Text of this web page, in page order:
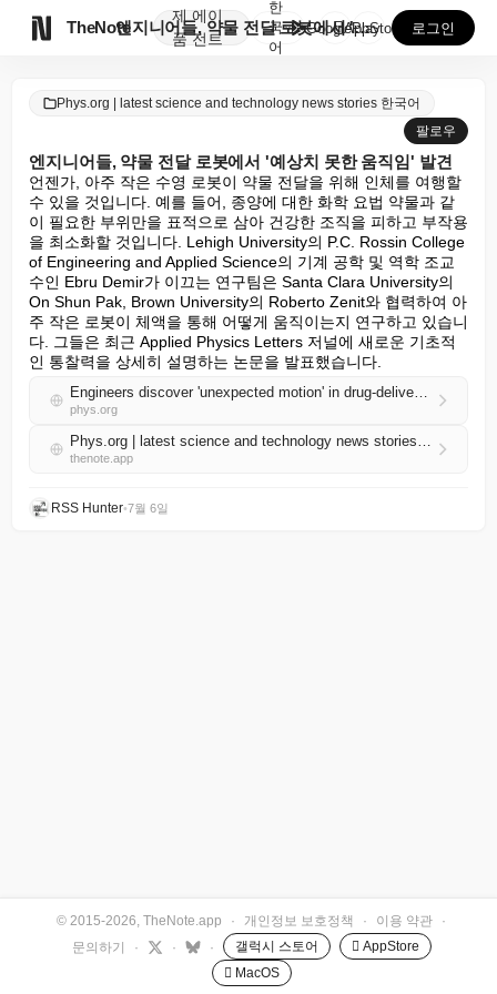
TheNote
제
품
에이
전트
엔지니어들, 약물 전달 로봇에서 '예상치 못한 움직임'...
한
국
어
GooglePlay
AppStore 로그인
Phys.org | latest science and technology news stories 한국어
팔로우
엔지니어들, 약물 전달 로봇에서 '예상치 못한 움직임' 발견
언젠가, 아주 작은 수영 로봇이 약물 전달을 위해 인체를 여행할
수 있을 것입니다. 예를 들어, 종양에 대한 화학 요법 약물과 같
이 필요한 부위만을 표적으로 삼아 건강한 조직을 피하고 부작용
을 최소화할 것입니다. Lehigh University의 P.C. Rossin College
of Engineering and Applied Science의 기계 공학 및 역학 조교
수인 Ebru Demir가 이끄는 연구팀은 Santa Clara University의
On Shun Pak, Brown University의 Roberto Zenit와 협력하여 아
주 작은 로봇이 체액을 통해 어떻게 움직이는지 연구하고 있습니
다. 그들은 최근 Applied Physics Letters 저널에 새로운 기초적
인 통찰력을 상세히 설명하는 논문을 발표했습니다.
Engineers discover 'unexpected motion' in drug-delivery robots
phys.org
Phys.org | latest science and technology news stories 한국어 RSS
thenote.app
RSS Hunter•7월 6일
© 2015-2026, TheNote.app · 개인정보 보호정책 · 이용 약관
·
문의하기
· · · 갤럭시 스토어
 AppStore
 MacOS